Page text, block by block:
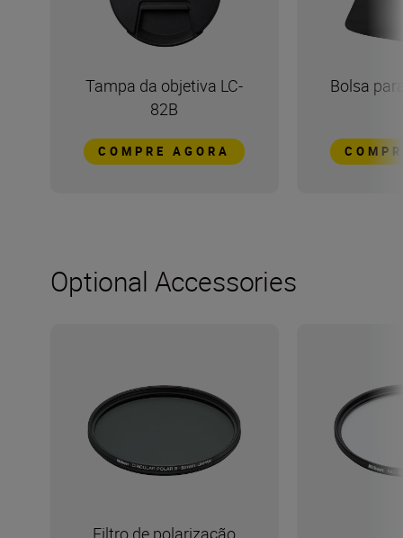
Tampa da objetiva LC-
82B
COMPRE AGORA
Bolsa
Optional Accessories